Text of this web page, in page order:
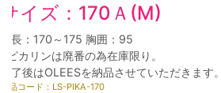
サイズ：170Ａ(M)
身長：170～175 胸囲：95
※ピカリンは廃番の為在庫限り。
終了後はOLEESを納品させていただきます。
商品コード：LS-PIKA-170